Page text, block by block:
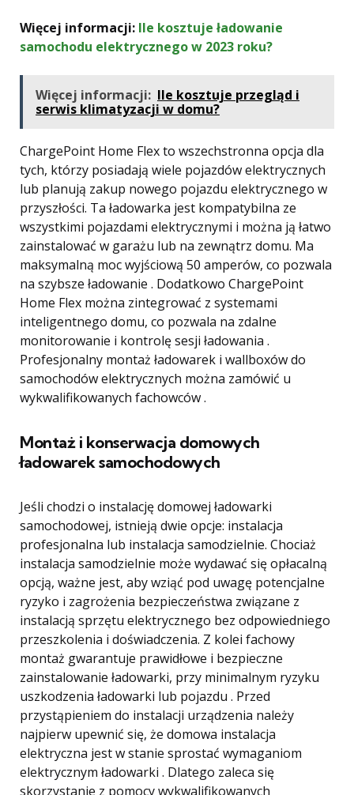
Więcej informacji: Ile kosztuje ładowanie
samochodu elektrycznego w 2023 roku?
Więcej informacji: Ile kosztuje przegląd i
serwis klimatyzacji w domu?
ChargePoint Home Flex to wszechstronna opcja dla
tych, którzy posiadają wiele pojazdów elektrycznych
lub planują zakup nowego pojazdu elektrycznego w
przyszłości. Ta ładowarka jest kompatybilna ze
wszystkimi pojazdami elektrycznymi i można ją łatwo
zainstalować w garażu lub na zewnątrz domu. Ma
maksymalną moc wyjściową 50 amperów, co pozwala
na szybsze ładowanie . Dodatkowo ChargePoint
Home Flex można zintegrować z systemami
inteligentnego domu, co pozwala na zdalne
monitorowanie i kontrolę sesji ładowania .
Profesjonalny montaż ładowarek i wallboxów do
samochodów elektrycznych można zamówić u
wykwalifikowanych fachowców .
Montaż i konserwacja domowych
ładowarek samochodowych
Jeśli chodzi o instalację domowej ładowarki
samochodowej, istnieją dwie opcje: instalacja
profesjonalna lub instalacja samodzielnie. Chociaż
instalacja samodzielnie może wydawać się opłacalną
opcją, ważne jest, aby wziąć pod uwagę potencjalne
ryzyko i zagrożenia bezpieczeństwa związane z
instalacją sprzętu elektrycznego bez odpowiedniego
przeszkolenia i doświadczenia. Z kolei fachowy
montaż gwarantuje prawidłowe i bezpieczne
zainstalowanie ładowarki, przy minimalnym ryzyku
uszkodzenia ładowarki lub pojazdu . Przed
przystąpieniem do instalacji urządzenia należy
najpierw upewnić się, że domowa instalacja
elektryczna jest w stanie sprostać wymaganiom
elektrycznym ładowarki . Dlatego zaleca się
skorzystanie z pomocy wykwalifikowanych